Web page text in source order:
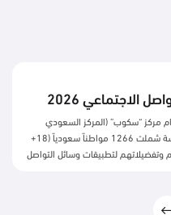
الاجتماعي 2026
مركز “سكوب” (المركز السعودي
لاستطلاعات الرأي) بإجراء دراسة شملت 1266 مواطناً سعودياً (18+
لتطبيقات وسائل التواصل